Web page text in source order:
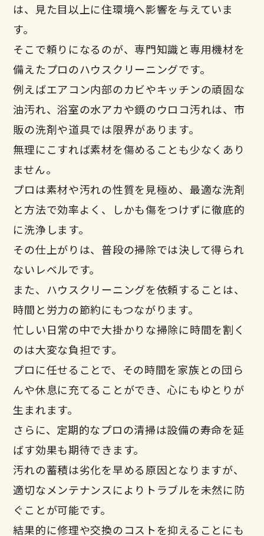
は、見た目以上に住環境へ影響を与えていま
す。
そこで頼りになるのが、専門知識と専用機材を
備えたプロのハウスクリーニングです。
例えばエアコン内部のカビやキッチンの頑固な
油汚れ、浴室の水アカや鏡のウロコ汚れは、市
販の洗剤や道具では限界があります。
無理にこすれば素材を傷めることも少なくあり
ません。
プロは素材や汚れの性質を見極め、最適な洗剤
と方法で効率よく、しかも傷をつけずに徹底的
に洗浄します。
その仕上がりは、普段の掃除では決して得られ
ないレベルです。
また、ハウスクリーニングを依頼することは、
時間と労力の節約にもつながります。
忙しい日常の中で大掛かりな掃除に時間を割く
のは大変な負担です。
プロに任せることで、その時間を家族との団ら
んや休息に充てることができ、心にもゆとりが
生まれます。
さらに、定期的なプロの清掃は設備の寿命を延
ばす効果も期待できます。
汚れの蓄積は劣化を早める原因となりますが、
適切なメンテナンスによりトラブルを未然に防
ぐことが可能です。
結果的に修理や交換のコストを抑えることにも